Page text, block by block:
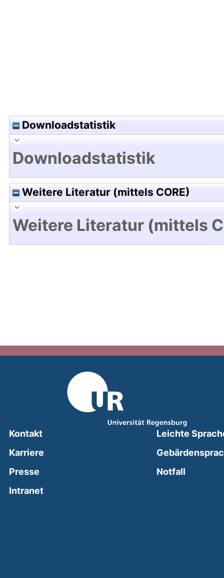
Downloadstatistik
Downloadstatistik
Weitere Literatur (mittels CORE)
Weitere Literatur (mittels
Kontakt
Karriere
Presse
Intranet(external link, opens in a new window)
Leichte
Notfall